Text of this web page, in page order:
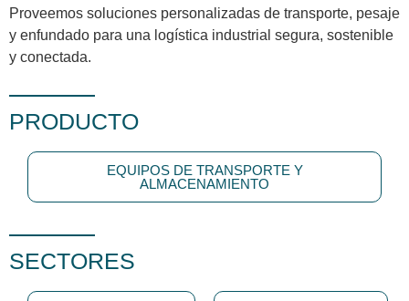
Proveemos soluciones personalizadas de transporte, pesaje
y enfundado para una logística industrial segura, sostenible
y conectada.
PRODUCTO
EQUIPOS DE TRANSPORTE Y
ALMACENAMIENTO
SECTORES